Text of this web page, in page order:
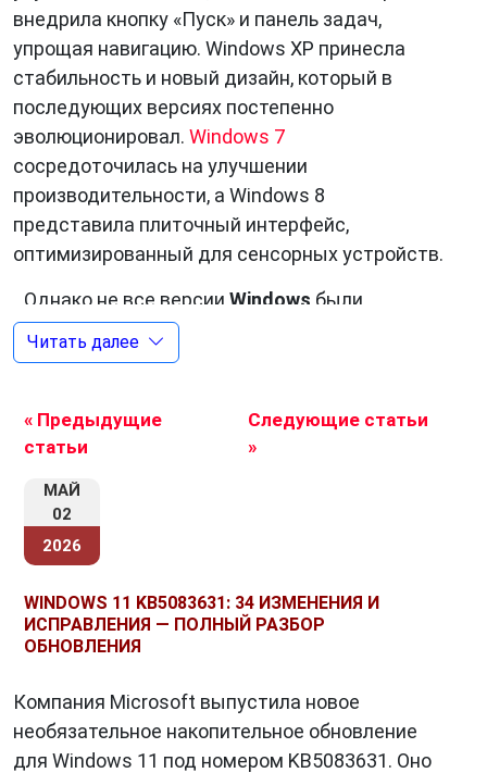
внедрила кнопку «Пуск» и панель задач,
упрощая навигацию. Windows XP принесла
стабильность и новый дизайн, который в
последующих версиях постепенно
эволюционировал. Windows 7
сосредоточилась на улучшении
производительности, а Windows 8
представила плиточный интерфейс,
оптимизированный для сенсорных устройств.
Однако не все версии Windows были
одинаково успешными. Windows Vista стала
объектом критики из-за проблем
Windows 8 столкнулась с негодованием
пользователей из-за резкой смены
С выпуском
предприняла попытку объединить лучшие
в себя знакомое меню «Пуск», однако также
поддерживает плиточный интерфейс для
устройствами. Windows 10 также получает
регулярные обновления функций, что
позволяет улучшать систему и добавлять
Читать далее
« Предыдущие
статьи
Следующие статьи
»
МАЙ
02
2026
WINDOWS 11 KB5083631: 34 ИЗМЕНЕНИЯ И
ИСПРАВЛЕНИЯ — ПОЛНЫЙ РАЗБОР
ОБНОВЛЕНИЯ
Компания Microsoft выпустила новое
необязательное накопительное обновление
для Windows 11 под номером KB5083631. Оно